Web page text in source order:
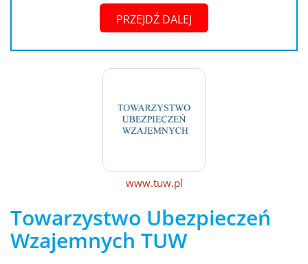
PRZEJDŹ DALEJ
www.tuw.pl
Towarzystwo Ubezpieczeń
Wzajemnych TUW